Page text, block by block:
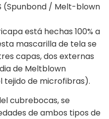
(Spunbond / Melt-blown
está hechas 100% a
mascarilla de tela se
capas, dos externas
de Meltblown
de microfibras).
cubrebocas, se
de ambos tipos de